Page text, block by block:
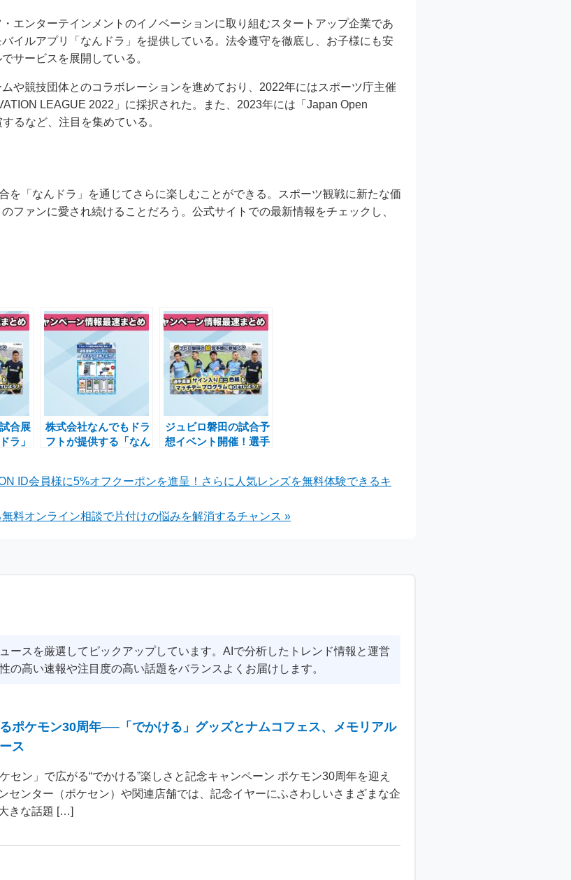
エンターテインメントのイノベーションに取り組むスタートアップ企業であ
イルアプリ「なんドラ」を提供している。法令遵守を徹底し、お子様にも安
サービスを展開している。
や競技団体とのコラボレーションを進めており、2022年にはスポーツ庁主催
LEAGUE 2022」に採択された。また、2023年には「Japan Open
るなど、注目を集めている。
を「なんドラ」を通じてさらに楽しむことができる。スポーツ観戦に新たな価
ファンに愛され続けることだろう。公式サイトでの最新情報をチェックし、
合展
ラ」
株式会社なんでもドラ
フトが提供する「なん
ペーン実施中
ジュビロ磐田の試合予
想イベント開催！選手
ID会員様に5%オフクーポンを進呈！さらに人気レンズを無料体験できるキ
料オンライン相談で片付けの悩みを解消するチャンス »
ースを厳選してピックアップしています。AIで分析したトレンド情報と運営
の高い速報や注目度の高い話題をバランスよくお届けします。
ポケモン30周年──「でかける」グッズとナムコフェス、メモリアル
ス
セン」で広がる“でかける”楽しさと記念キャンペーン ポケモン30周年を迎え
センター（ポケセン）や関連店舗では、記念イヤーにふさわしいさまざまな企
きな話題 […]